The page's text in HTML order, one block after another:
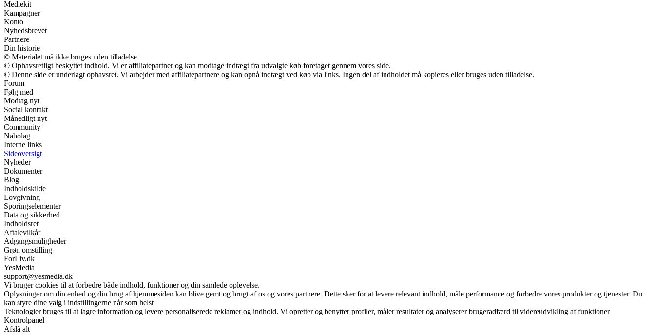
Mediekit
Kampagner
Konto
Nyhedsbrevet
Partnere
Din historie
© Materialet må ikke bruges uden tilladelse.
© Ophavsretligt beskyttet indhold. Vi er affiliatepartner og kan modtage indtægt fra udvalgte køb foretaget gennem vores side.
© Denne side er underlagt ophavsret. Vi arbejder med affiliatepartnere og kan opnå indtægt ved køb via links. Ingen del af indholdet må kopieres eller bruges uden tilladelse.
Forum
Følg med
Modtag nyt
Social kontakt
Månedligt nyt
Community
Nabolag
Interne links
Sideoversigt
Nyheder
Dokumenter
Blog
Indholdskilde
Lovgivning
Sporingselementer
Data og sikkerhed
Indholdsret
Aftalevilkår
Adgangsmuligheder
Grøn omstilling
ForLiv.dk
YesMedia
support@yesmedia.dk
Vi bruger cookies til at forbedre både indhold, funktioner og din samlede oplevelse.
Oplysninger om din enhed og din brug af hjemmesiden kan blive gemt og brugt af os og vores partnere. Dette sker for at levere relevant indhold, måle performance og forbedre vores produkter og tjenester. Du
kan styre dine valg i indstillingerne når som helst
Teknologier bruges til at lagre information og levere personaliserede reklamer og indhold. Vi opretter og benytter profiler, måler resultater og analyserer brugeradfærd til videreudvikling af funktioner
Kontrolpanel
Afslå alt